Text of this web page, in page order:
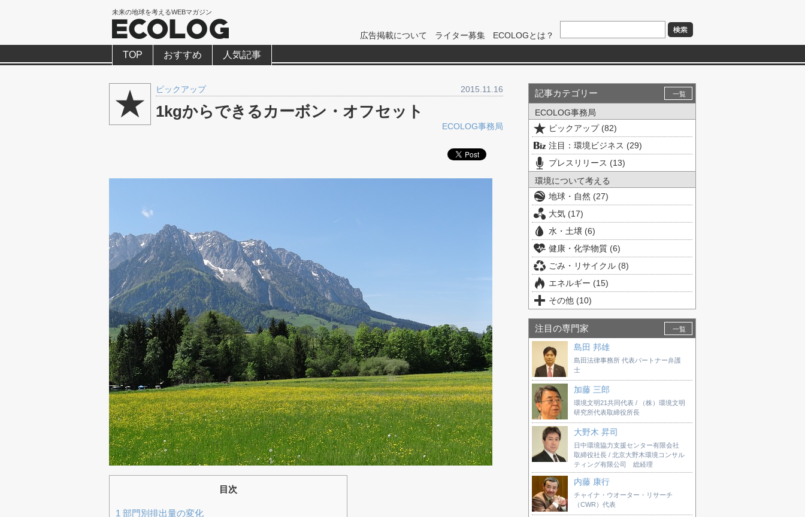
未来の地球を考えるWEBマガジン
広告掲載について ライター募集 ECOLOGとは？
TOP おすすめ 人気記事
ピックアップ 2015.11.16
1kgからできるカーボン・オフセット
ECOLOG事務局
目次
1 部門別排出量の変化
記事カテゴリー 一覧
ECOLOG事務局
ピックアップ (82)
注目：環境ビジネス (29)
プレスリリース (13)
環境について考える
地球・自然 (27)
大気 (17)
水・土壌 (6)
健康・化学物質 (6)
ごみ・リサイクル (8)
エネルギー (15)
その他 (10)
注目の専門家 一覧
島田 邦雄
島田法律事務所 代表パートナー弁護
士
加藤 三郎
環境文明21共同代表 / （株）環境文明
研究所代表取締役所長
大野木 昇司
日中環境協力支援センター有限会社
取締役社長 / 北京大野木環境コンサル
ティング有限公司 総経理
内藤 康行
チャイナ・ウオーター・リサーチ
（CWR）代表